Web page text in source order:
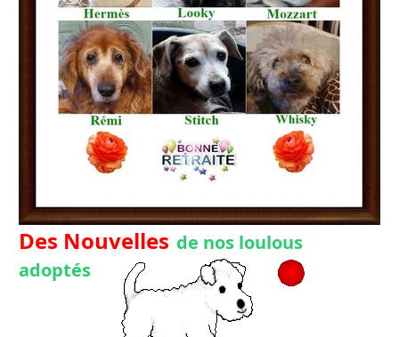
Des Nouvelles de nos loulous
adoptés